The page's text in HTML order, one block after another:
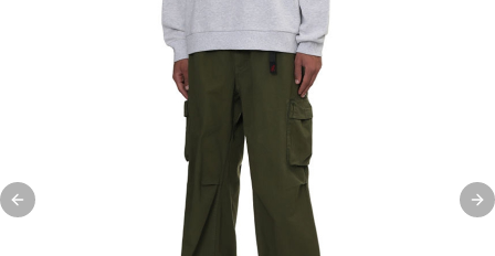
Previous slide